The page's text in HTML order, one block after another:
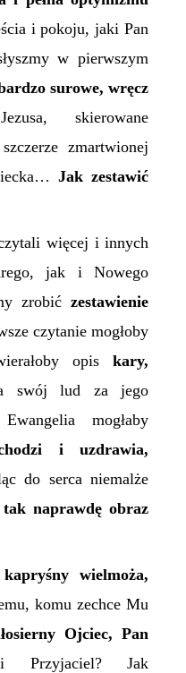
i pokoju, jaki Pan
w pierwszym
surowe, wręcz
skierowane
zmartwionej
Jak zestawić
więcej i innych
jak i Nowego
zrobić zestawienie
czytanie mogłoby
opiskary,
swój lud za jego
mogłaby
i uzdrawia,
do serca niemalże
tak naprawdę obraz
kapryśny wielmoża,
komu zechce Mu
Ojciec, Pan
Przyjaciel? Jak